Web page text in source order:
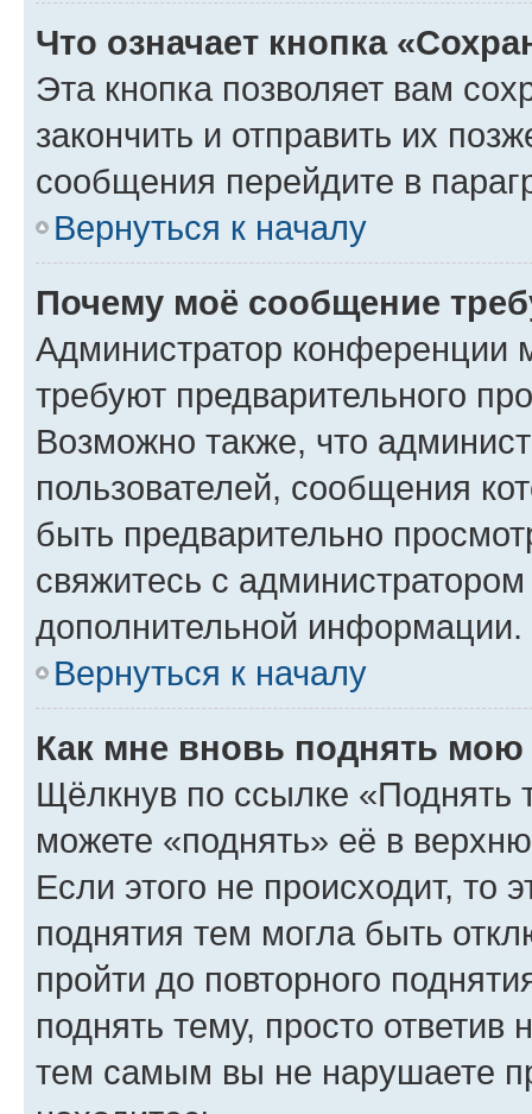
Что означает кнопка
Эта кнопка позволяет вам
закончить и отправить их
сообщения перейдите в
Вернуться к началу
Почему моё сообщение
Администратор конференции
требуют предварительного
Возможно также, что
пользователей, сообщения
быть предварительно
свяжитесь с
дополнительной информации.
Вернуться к началу
Как мне вновь поднять мою
Щёлкнув по ссылке «Поднять
можете «поднять» её в
Если этого не происходит, то
поднятия тем могла быть
пройти до повторного
поднять тему, просто ответив
тем самым вы не нарушаете